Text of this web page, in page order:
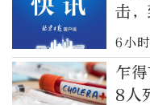
击
6小
乍
8人